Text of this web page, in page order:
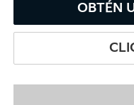
OBTÉN